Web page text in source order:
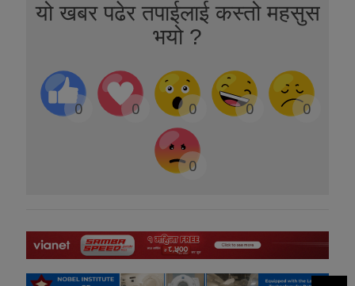
यो खबर पढेर तपाईलाई कस्तो महसुस
भयो ?
0 0 0 0 0
0